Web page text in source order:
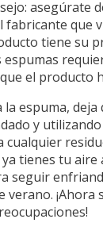
asegúrate
fabricante que
tiene su
el producto
la espuma, deja
y
tienes tu aire
seguir
verano. ¡Ahora